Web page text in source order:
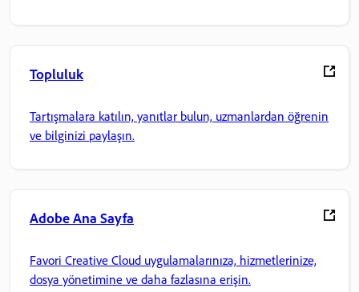
Topluluk
Tartışmalara katılın, yanıtlar bulun, uzmanlardan öğrenin
ve bilginizi paylaşın.
Adobe Ana Sayfa
Favori Creative Cloud uygulamalarınıza, hizmetlerinize,
dosya yönetimine ve daha fazlasına erişin.